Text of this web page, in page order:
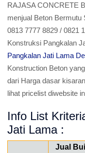
RAJASA CONCRETE
menjual Beton Bermutu
0813 7777 8829 / 0821
Konstruksi Pangkalan
Pangkalan Jati Lama
Konstruction Beton
dari Harga dasar
lihat pricelist diwebsite
Info List
Jati Lama :
Jual